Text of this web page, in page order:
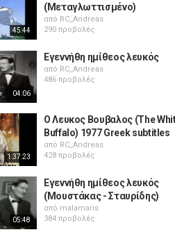
45:44
(Μεταγλωττισμένο)
από RC_Andreas
290 προβολές
04:06
Εγεννήθη ημίθεος λευκός
από RC_Andreas
486 προβολές
1:37:23
Ο Λευκος Βουβαλος (The
Buffalo) 1977 Greek subtitles
από RC_Andreas
428 προβολές
05:48
Εγεννήθη ημίθεος λευκός
(Μουστάκας - Σταυρίδης)
από malamaris
384 προβολές